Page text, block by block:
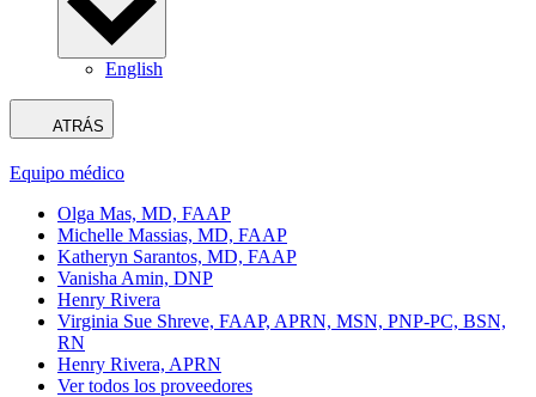
English
ATRÁS
Equipo médico
Olga Mas, MD, FAAP
Michelle Massias, MD, FAAP
Katheryn Sarantos, MD, FAAP
Vanisha Amin, DNP
Henry Rivera
Virginia Sue Shreve, FAAP, APRN, MSN, PNP-PC, BSN,
RN
Henry Rivera, APRN
Ver todos los proveedores